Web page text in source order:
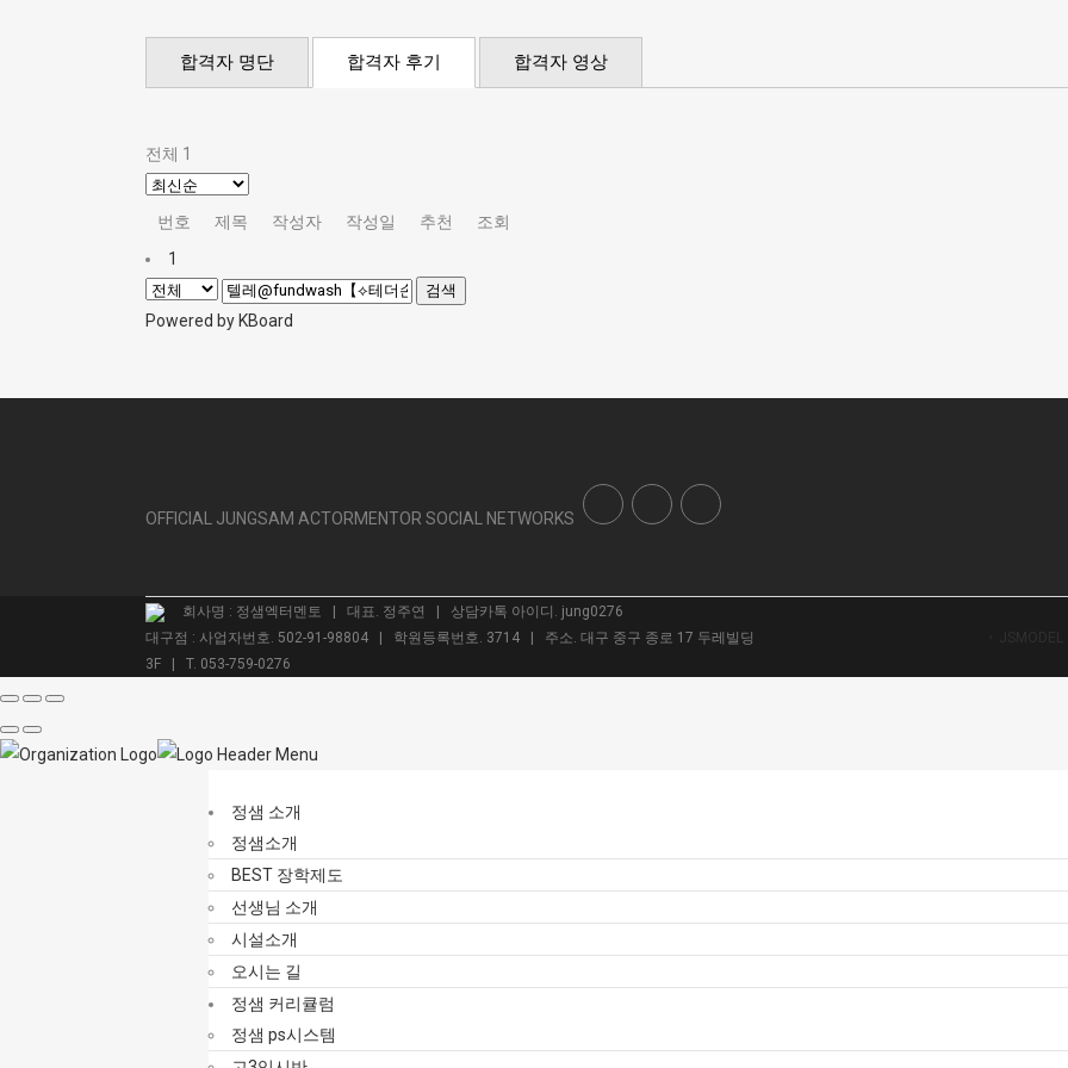
합격자 명단 합격자 후기 합격자 영상
전체 1
번호 제목 작성자 작성일 추천
조회
1
검색
Powered by KBoard
OFFICIAL JUNGSAM ACTORMENTOR SOCIAL NETWORKS
회사명 : 정샘엑터멘토 | 대표. 정주연 | 상담카톡 아이디. jung0276
대구점 : 사업자번호. 502-91-98804 | 학원등록번호. 3714 | 주소. 대구 중구 종로 17 두레빌딩
3F | T. 053-759-0276
정샘 소개
정샘소개
BEST 장학제도
선생님 소개
시설소개
오시는 길
정샘 커리큘럼
정샘 ps시스템